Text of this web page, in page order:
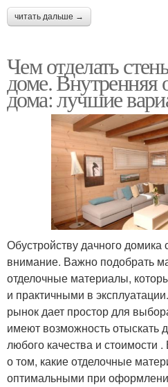
читать дальше →
Чем отделать
доме. Внутренняя
дома: лучшие
Обустройству дачного домика
внимание. Важно подобрать
отделочные материалы,
и практичными в
рынок дает простор для
имеют возможность отыскать
любого качества и стоимости .
о том, какие отделочные
оптимальными при